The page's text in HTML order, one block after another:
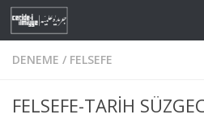
Skip to content
DENEME / FELSEFE
FELSEFE-TARİH